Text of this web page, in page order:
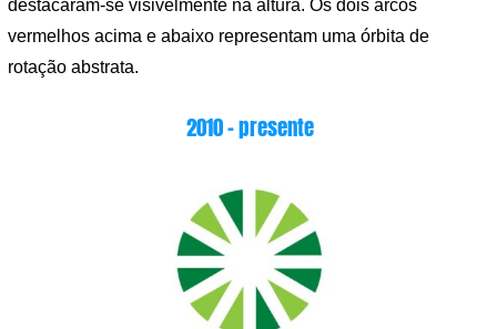
destacaram-se visivelmente na altura. Os dois arcos
vermelhos acima e abaixo representam uma órbita de
rotação abstrata.
2010 – presente